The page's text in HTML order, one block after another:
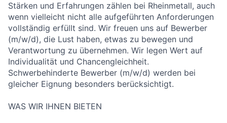
Stärken und Erfahrungen zählen bei Rheinmetall, auch
wenn vielleicht nicht alle aufgeführten Anforderungen
vollständig erfüllt sind. Wir freuen uns auf Bewerber
(m/w/d), die Lust haben, etwas zu bewegen und
Verantwortung zu übernehmen. Wir legen Wert auf
Individualität und Chancengleichheit.
Schwerbehinderte Bewerber (m/w/d) werden bei
gleicher Eignung besonders berücksichtigt.
WAS WIR IHNEN BIETEN